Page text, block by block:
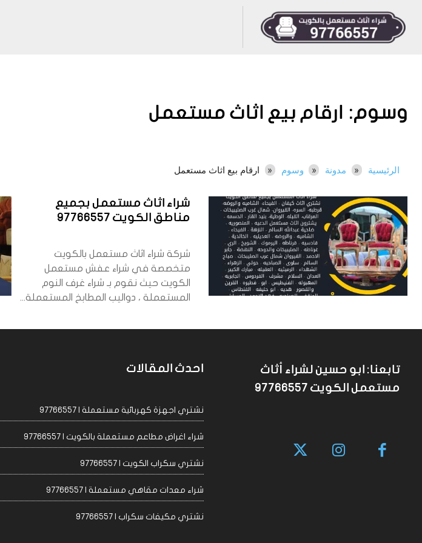
وسوم: ارقام بيع اثاث مستعمل
الرئيسية مدونة وسوم ارقام بيع اثاث مستعمل
شراء اثاث مستعمل بجميع
مناطق الكويت 97766557
شركة شراء اثاث مستعمل بالكويت
متخصصة في شراء عفش مستعمل
الكويت حيث نقوم بـ شراء غرف النوم
المستعملة ، دواليب المطابخ المستعملة...
احدث المقالات
نشتري اجهزة كهربائية مستعملة | 97766557
شراء اغراض مطاعم مستعملة بالكويت | 97766557
نشتري سكراب الكويت | 97766557
شراء معدات مقاهي مستعملة | 97766557
نشتري مكيفات سكراب | 97766557
تابعنا: ابو حسين لشراء أثاث
مستعمل الكويت 97766557